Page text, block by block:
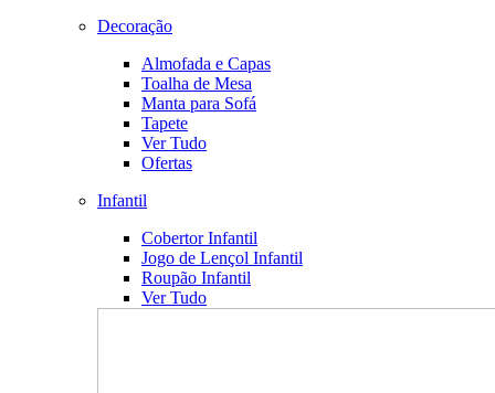
Decoração
Almofada e Capas
Toalha de Mesa
Manta para Sofá
Tapete
Ver Tudo
Ofertas
Infantil
Cobertor Infantil
Jogo de Lençol Infantil
Roupão Infantil
Ver Tudo